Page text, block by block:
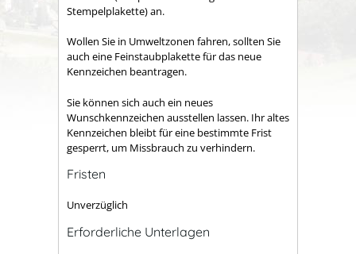
Stempelplakette) an.
Wollen Sie in Umweltzonen fahren, sollten Sie
auch eine Feinstaubplakette für das neue
Kennzeichen beantragen.
Sie können sich auch ein neues
Wunschkennzeichen ausstellen lassen. Ihr altes
Kennzeichen bleibt für eine bestimmte Frist
gesperrt, um Missbrauch zu verhindern.
Fristen
Unverzüglich
Erforderliche Unterlagen